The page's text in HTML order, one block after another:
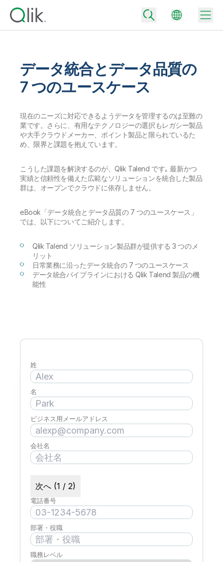
Back
カスタマーサポート
カスタマーポータル
初期トレーニング
Back
企業情報
採用情報
Back
Talend
Back
Qlik が選ばれる理由
データをビジネス成果へ
Qlik のデータ統合とデータ分析の価値を最大化
Back
データ統合
すべての製品
データ統合とデータ品質の価格
トな意思決定を促進します。
適切なデータ分析プランで、より優れたインサイトを獲得し、ビジネス成果
の達成をサポートします。
Back
リソースライブラリ
コミュニティ
データ統合とデータ品質の
7 つのユースケース
現在のニーズに対応できるようデータを管理するのは至難の
業です。さらに、有用なテクノロジーの選択もレガシー製品
や大手クラウドメーカー、ポイント製品と限られているた
め、限界と課題を抱えています。
こうした課題を解決するのが、Qlik Talend です｡ 最新かつ
実績と信頼性を備えた広範なソリューションを統合した製品
群は、オープンでクラウドに依存しません。
eBook「データ統合とデータ品質の 7 つのユースケース」
では、以下についてご紹介します。
Qlik Talend ソリューション製品群が提供する 3 つのメ
リット
日常業務に沿ったデータ統合の 7 つのユースケース
データ統合パイプラインにおける Qlik Talend 製品の機
能性
姓
名
ビジネス用メールアドレス
会社名
次へ (1 / 2)
電話番号
部署・役職
職務レベル